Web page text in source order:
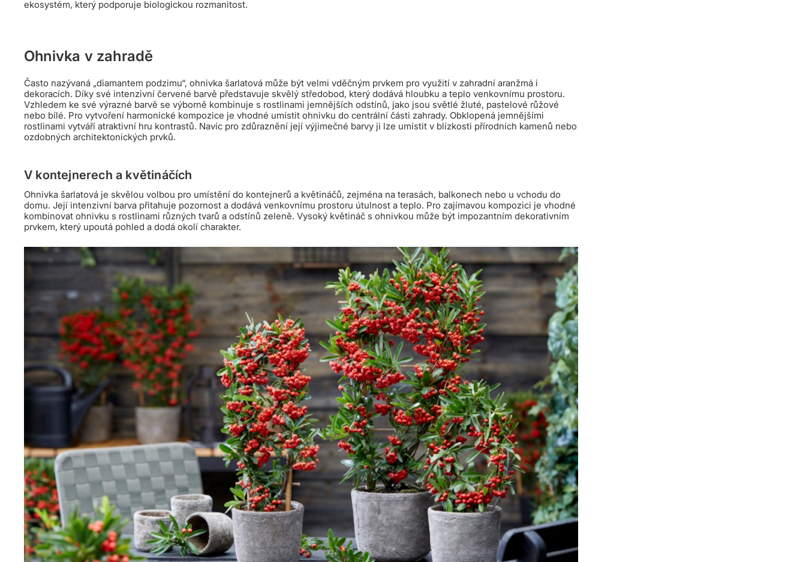
ekosystém, který podporuje biologickou rozmanitost.
Ohnivka v zahradě
Často nazývaná „diamantem podzimu“, ohnivka šarlatová může být velmi vděčným prvkem pro využití v zahradní aranžmá i
dekoracích. Díky své intenzivní červené barvě představuje skvělý středobod, který dodává hloubku a teplo venkovnímu prostoru.
Vzhledem ke své výrazné barvě se výborně kombinuje s rostlinami jemnějších odstínů, jako jsou světlé žluté, pastelové růžové
nebo bílé. Pro vytvoření harmonické kompozice je vhodné umístit ohnivku do centrální části zahrady. Obklopená jemnějšími
rostlinami vytváří atraktivní hru kontrastů. Navíc pro zdůraznění její výjimečné barvy ji lze umístit v blízkosti přírodních kamenů nebo
ozdobných architektonických prvků.
V kontejnerech a květináčích
Ohnivka šarlatová je skvělou volbou pro umístění do kontejnerů a květináčů, zejména na terasách, balkonech nebo u vchodu do
domu. Její intenzivní barva přitahuje pozornost a dodává venkovnímu prostoru útulnost a teplo. Pro zajímavou kompozici je vhodné
kombinovat ohnivku s rostlinami různých tvarů a odstínů zeleně. Vysoký květináč s ohnivkou může být impozantním dekorativním
prvkem, který upoutá pohled a dodá okolí charakter.